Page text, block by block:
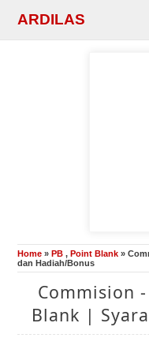
ARDILAS
Home »PB ,Point Blank »
dan Hadiah/Bonus
Commision
Blank |